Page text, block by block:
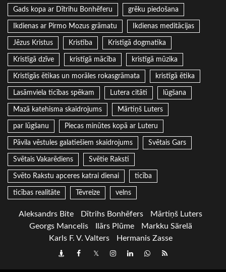
Gads kopa ar Dītrihu Bonhēferu grēku piedošana
Ikdienas ar Pirmo Mozus grāmatu Ikdienas meditācijas
Jēzus Kristus Kristība Kristīgā dogmatika
Kristīgā dzīve kristīgā mācība kristīgā mūzika
Kristīgās ētikas un morāles rokasgrāmata kristīgā ētika
Lasāmviela ticības spēkam Lutera citāti lūgšana
Mazā katehisma skaidrojums Mārtiņš Luters
par lūgšanu Piecas minūtes kopā ar Luteru
Pāvila vēstules galatiešiem skaidrojums Svētais Gars
Svētais Vakarēdiens Svētie Raksti
Svēto Rakstu apceres katrai dienai ticība
ticības realitāte Tēvreize velns
Aleksandrs Bite Dītrihs Bonhēfers
Mārtiņš Luters
Georgs Mancelis
Ilārs Plūme
Markku Särelä
Karls F. V. Valters
Hermanis Zasse
DraugiemFacebook
TwitterInstagram
LinkedInwhatsapp
RSS